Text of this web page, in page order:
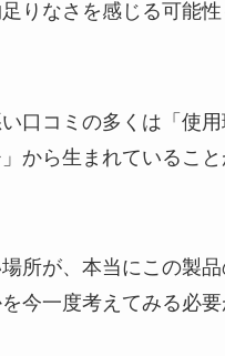
りなさを感じる可能性
口コミの多くは「使用
から生まれていること
所が、本当にこの製品
今一度考えてみる必